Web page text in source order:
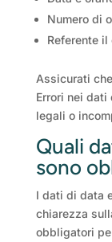
Numero di
Referente
Assicurati
Errori nei
legali o
Quali
sono
I dati di data
chiarezza
obbligatori